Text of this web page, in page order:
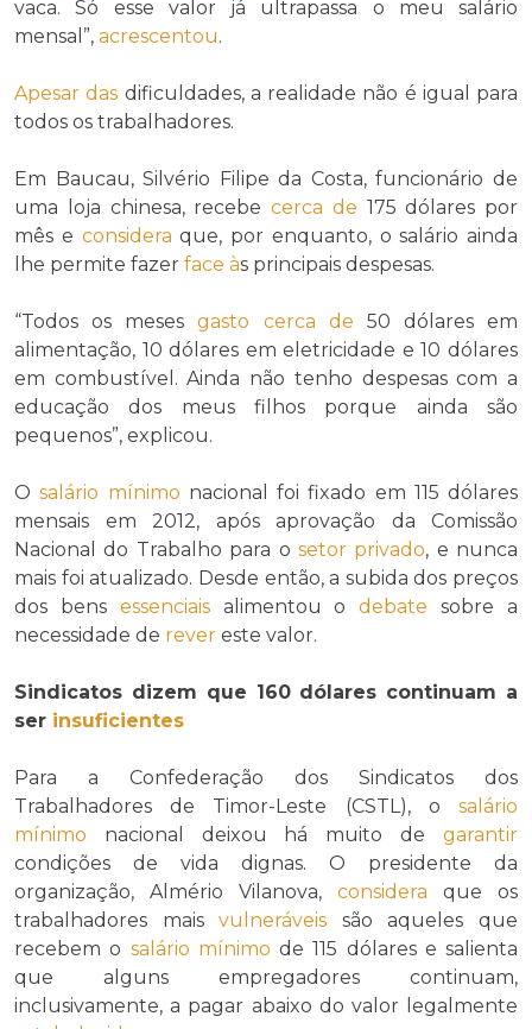
vaca. Só esse valor já ultrapassa o meu salário
mensal”, acrescentou.
Apesar das dificuldades, a realidade não é igual para
todos os trabalhadores.
Em Baucau, Silvério Filipe da Costa, funcionário de
uma loja chinesa, recebe cerca de 175 dólares por
mês e considera que, por enquanto, o salário ainda
lhe permite fazer face às principais despesas.
“Todos os mesesgasto cerca de 50 dólares em
alimentação, 10 dólares em eletricidade e 10 dólares
em combustível. Ainda não tenho despesas com a
educação dos meus filhos porque ainda são
pequenos”, explicou.
Osalário mínimo nacional foi fixado em 115 dólares
mensais em 2012, após aprovação da Comissão
Nacional do Trabalho para o setor privado, e nunca
mais foi atualizado. Desde então, a subida dos preços
dos bens essenciaisalimentou odebate sobre a
necessidade de rever este valor.
Sindicatos dizem que 160 dólares continuam a
ser insuficientes
Para a Confederação dos Sindicatos dos
Trabalhadores de Timor-Leste (CSTL), o salário
mínimo nacional deixou há muito de garantir
condições de vida dignas. O presidente da
organização, Almério Vilanova, considera que os
trabalhadores maisvulneráveis são aqueles que
recebem o salário mínimo de 115 dólares e salienta
que alguns empregadores continuam,
inclusivamente, a pagar abaixo do valor legalmente